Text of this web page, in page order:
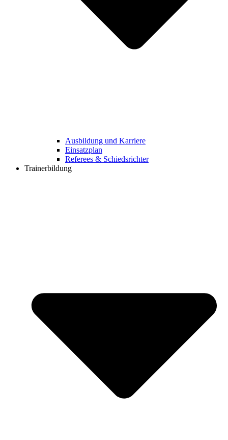
Ausbildung und Karriere
Einsatzplan
Referees & Schiedsrichter
Trainerbildung